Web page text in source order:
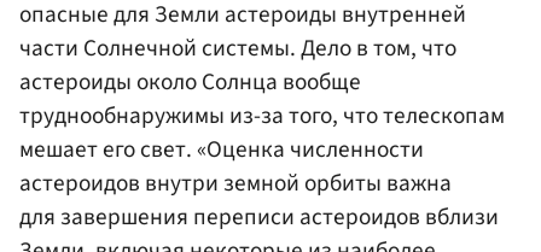
опасные для Земли астероиды внутренней
части Солнечной системы. Дело в том, что
астероиды около Солнца вообще
труднообнаружимы из-за того, что телескопам
мешает его свет. «Оценка численности
астероидов внутри земной орбиты важна
для завершения переписи астероидов вблизи